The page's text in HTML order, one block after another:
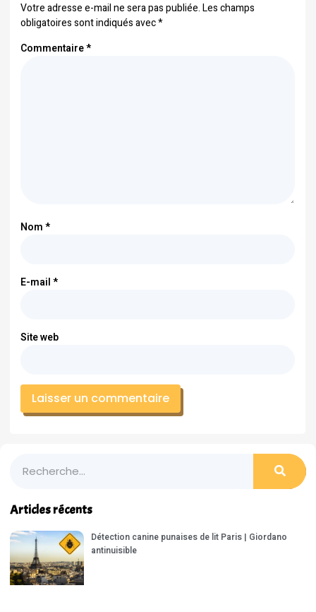
Votre adresse e-mail ne sera pas publiée.Les champs
obligatoires sont indiqués avec*
Commentaire*
Nom*
E-mail*
Site web
Articles récents
Détection canine punaises de lit Paris | Giordano
antinuisible